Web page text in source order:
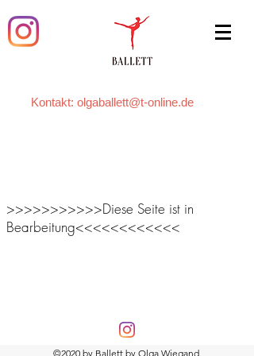
Kontakt: olgaballett@t-online.de
>>>>>>>>>>>Diese Seite ist in
Bearbeitung<<<<<<<<<<<<
©2020 by Ballett by Olga Wiegand.